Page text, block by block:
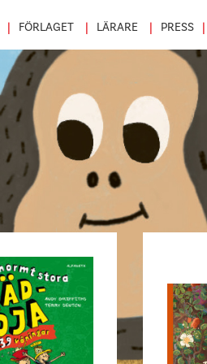
FÖRLAGET LÄRARE PRESS